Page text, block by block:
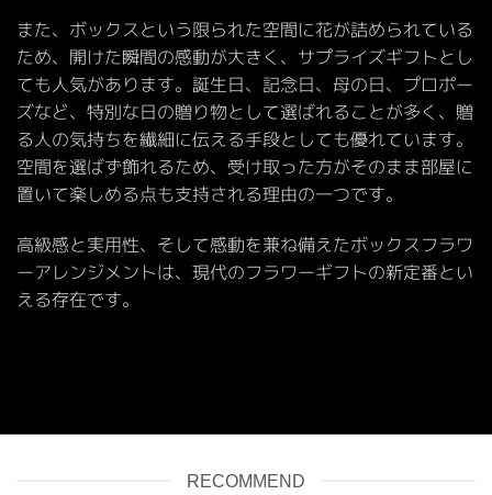
また、ボックスという限られた空間に花が詰められている
ため、開けた瞬間の感動が大きく、サプライズギフトとし
ても人気があります。誕生日、記念日、母の日、プロポー
ズなど、特別な日の贈り物として選ばれることが多く、贈
る人の気持ちを繊細に伝える手段としても優れています。
空間を選ばず飾れるため、受け取った方がそのまま部屋に
置いて楽しめる点も支持される理由の一つです。
高級感と実用性、そして感動を兼ね備えたボックスフラワ
ーアレンジメントは、現代のフラワーギフトの新定番とい
える存在です。
RECOMMEND